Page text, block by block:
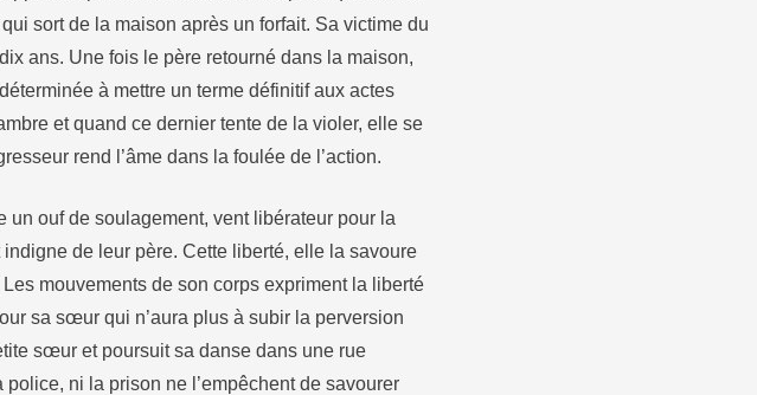
sort de la maison après un forfait. Sa victime du
ans. Une fois le père retourné dans la maison,
à mettre un terme définitif aux actes
et quand ce dernier tente de la violer, elle se
rend l’âme dans la foulée de l’action.
ouf de soulagement, vent libérateur pour la
de leur père. Cette liberté, elle la savoure
mouvements de son corps expriment la liberté
sa sœur qui n’aura plus à subir la perversion
sœur et poursuit sa danse dans une rue
ni la prison ne l’empêchent de savourer